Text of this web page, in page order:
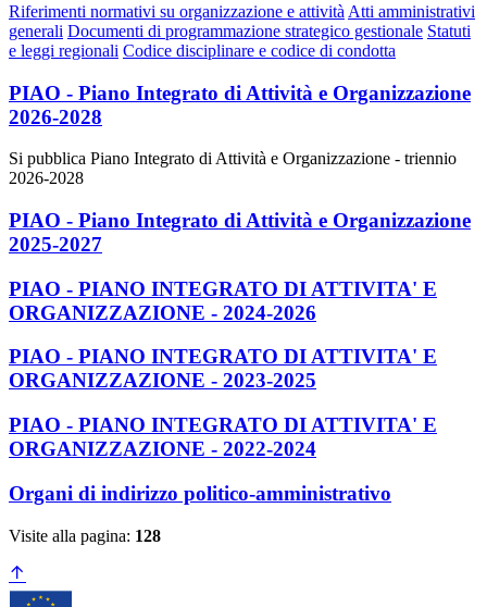
Riferimenti normativi su organizzazione e attività Atti amministrativi
generali Documenti di programmazione strategico gestionale Statuti
e leggi regionali Codice disciplinare e codice di condotta
PIAO - Piano Integrato di Attività e Organizzazione
2026-2028
Si pubblica Piano Integrato di Attività e Organizzazione - triennio
2026-2028
PIAO - Piano Integrato di Attività e Organizzazione
2025-2027
PIAO - PIANO INTEGRATO DI ATTIVITA' E
ORGANIZZAZIONE - 2024-2026
PIAO - PIANO INTEGRATO DI ATTIVITA' E
ORGANIZZAZIONE - 2023-2025
PIAO - PIANO INTEGRATO DI ATTIVITA' E
ORGANIZZAZIONE - 2022-2024
Organi di indirizzo politico-amministrativo
Visite alla pagina: 128